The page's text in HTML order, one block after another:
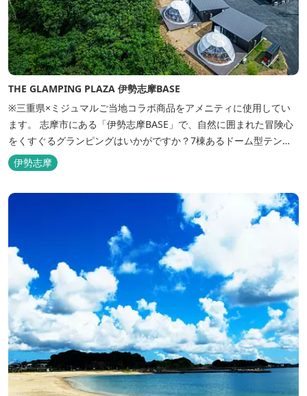
THE GLAMPING PLAZA 伊勢志摩BASE
※三重県×ミジュマルご当地コラボ商品をアメニティに使用してい
ます。 志摩市にある「伊勢志摩BASE」で、自然に囲まれた冒険心
をくすぐるグランピングはいかがですか？7棟あるドーム型テント
での宿泊やFREE BARのサービス、伊勢志摩の特産を使ったBBQ
が、楽しいひとときを演出します。温暖な伊勢志摩で、特別なリゾ
伊勢志摩